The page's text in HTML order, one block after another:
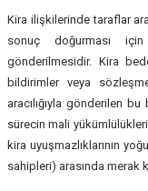
Kira ilişkilerinde taraflar
sonuç doğurması
gönderilmesidir. Kira
bildirimler veya
aracılığıyla gönderilen
sürecin mali
kira uyuşmazlıklarının
sahipleri) arasında merak